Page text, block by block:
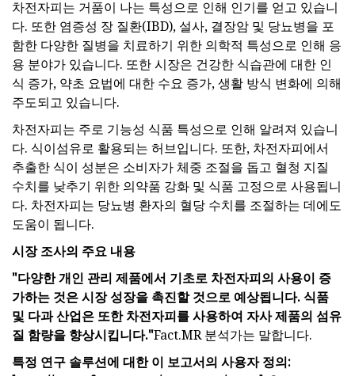
차전자피는 거품이 나는 특성으로 인해 인기를 얻고 있습니
다. 또한 염증성 장 질환(IBD), 설사, 결장암 및 당뇨병을 포
함한 다양한 질병을 치료하기 위한 의학적 특성으로 인해 응
용 분야가 있습니다. 또한 시장은 건강한 식습관에 대한 인
식 증가, 약초 요법에 대한 수요 증가, 생활 방식 변화에 의해
주도되고 있습니다.
차전자피는 주로 기능성 식품 특성으로 인해 알려져 있습니
다. 식이섬유로 활용되는 허브입니다. 또한, 차전자피에서
추출한 식이 성분은 소비자가 체중 조절을 돕고 혈청 지질
수치를 낮추기 위한 의약품 강화 및 식품 고정으로 사용됩니
다. 차전자피는 당뇨병 환자의 혈당 수치를 조절하는 데에도
도움이 됩니다.
시장 조사의 주요 내용
"다양한 개인 관리 제품에서 기초로 차전자피의 사용이 증
가하는 것은 시장 성장을 촉진할 것으로 예상됩니다. 식품
및 다과 산업은 또한 차전자피를 사용하여 자사 제품의 섬유
질 함량을 향상시킵니다."Fact.MR 분석가는 말합니다.
특정 연구 솔루션에 대한 이 보고서의 사용자 정의: